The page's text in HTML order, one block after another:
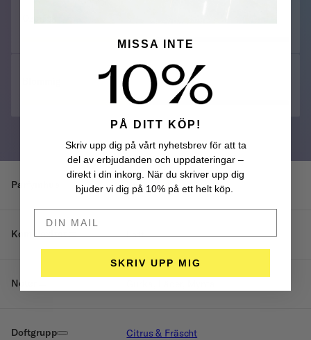
Parfymhus Phaedon
Komplexitet Lätt
Noter
Doftgrupp Citrus & Fräscht
MISSA INTE
PÅ DITT KÖP!
Skriv upp dig på vårt nyhetsbrev för att ta
del av erbjudanden och uppdateringar –
direkt i din inkorg. När du skriver upp dig
bjuder vi dig på 10% på ett helt köp.
SKRIV UPP MIG